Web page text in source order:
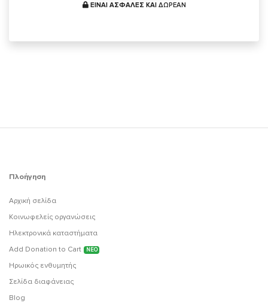
ΕΙΝΑΙ ΑΣΦΑΛΕΣ ΚΑΙ ΔΩΡΕΑΝ
Πλοήγηση
Αρχική σελίδα
Κοινωφελείς οργανώσεις
Ηλεκτρονικά καταστήματα
Add Donation to Cart
ΝΕΟ
Ηρωικός ενθυμητής
Σελίδα διαφάνειας
Blog